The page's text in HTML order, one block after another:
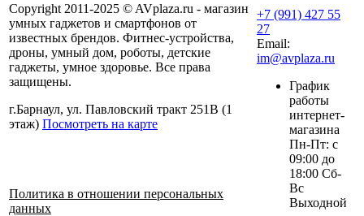
Copyright 2011-2025 © AVplaza.ru - магазин
умных гаджетов и смартфонов от
известных брендов. Фитнес-устройства,
дроны, умный дом, роботы, детские
гаджеты, умное здоровье. Все права
защищены.
г.Барнаул, ул. Павловский тракт 251В (1
этаж) Посмотреть на карте
Политика в отношении персональных
данных
+7 (991) 427 55
27
Email:
im@avplaza.ru
График
работы
интернет-
магазина
Пн-Пт: с
09:00 до
18:00 Сб-
Вс
Выходной